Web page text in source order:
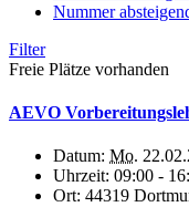
Nummer
Filter
Freie Plätze vorhanden
AEVO
Datum: Mo.
Uhrzeit: 09:00 -
Ort: 44319